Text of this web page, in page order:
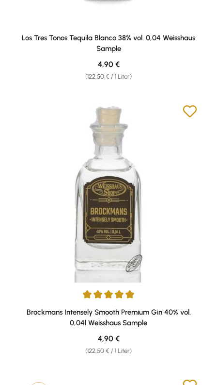
Los Tres Tonos Tequila Blanco 38% vol. 0,04 Weisshaus
Sample
(122,50 € / 1 Liter)
Regulärer Preis:
4,90 €
Durchschnittliche Bewertung von 5 von 5 Sternen
Brockmans Intensely Smooth Premium Gin 40% vol.
0,04l Weisshaus Sample
(122,50 € / 1 Liter)
Regulärer Preis:
4,90 €